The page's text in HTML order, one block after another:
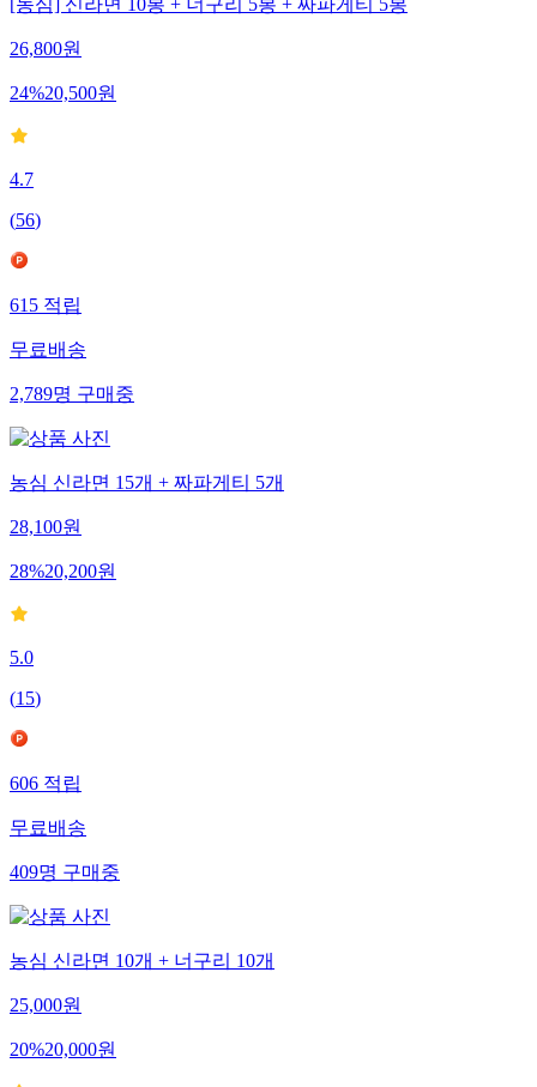
[농심] 신라면 10봉 + 너구리 5봉 + 짜파게티 5봉
26,800원
24%20,500원
4.7
(56)
615적립
무료배송
2,789명구매중
농심 신라면 15개 + 짜파게티 5개
28,100원
28%20,200원
5.0
(15)
606적립
무료배송
409명구매중
농심 신라면 10개 + 너구리 10개
25,000원
20%20,000원